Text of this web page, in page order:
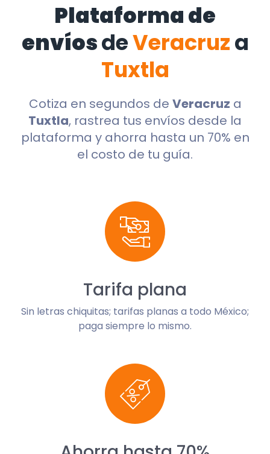
Plataforma de
envíosdeVeracruza
Tuxtla
Cotiza en segundos de Veracruz a
Tuxtla, rastrea tus envíos desde la
plataforma y ahorra hasta un 70% en
el costo de tu guía.
Tarifa plana
Sin letras chiquitas; tarifas planas a todo México;
paga siempre lo mismo.